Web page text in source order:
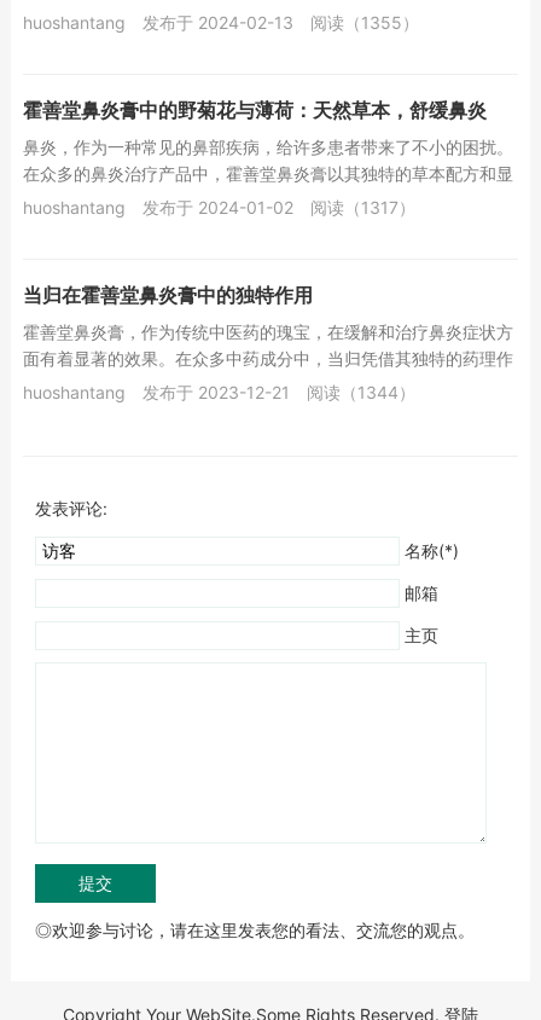
其独特的疗效和温和的性质受到了广泛关注。霍善...
huoshantang 发布于 2024-02-13 阅读（1355）
霍善堂鼻炎膏中的野菊花与薄荷：天然草本，舒缓鼻炎
鼻炎，作为一种常见的鼻部疾病，给许多患者带来了不小的困扰。
在众多的鼻炎治疗产品中，霍善堂鼻炎膏以其独特的草本配方和显
著的效果受到了广泛关注。其中，野菊花和薄荷作...
huoshantang 发布于 2024-01-02 阅读（1317）
当归在霍善堂鼻炎膏中的独特作用
霍善堂鼻炎膏，作为传统中医药的瑰宝，在缓解和治疗鼻炎症状方
面有着显著的效果。在众多中药成分中，当归凭借其独特的药理作
用和广泛的药用价值，在霍善堂鼻炎膏中发挥着不...
huoshantang 发布于 2023-12-21 阅读（1344）
发表评论:
名称(*)
邮箱
主页
◎欢迎参与讨论，请在这里发表您的看法、交流您的观点。
Copyright Your WebSite.Some Rights Reserved. 登陆